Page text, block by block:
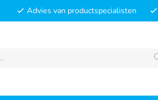
Advies van productspecialisten